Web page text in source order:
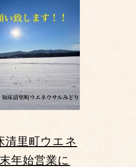
清里町ウエネ
年始営業に